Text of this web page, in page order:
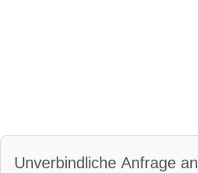
Unverbindliche Anfrage an